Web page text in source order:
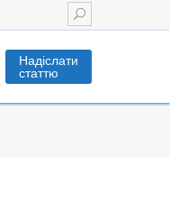
Надіслати
статтю